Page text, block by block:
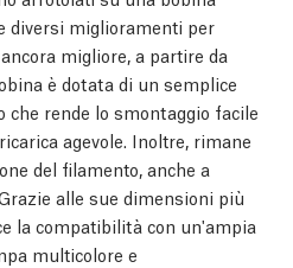
diversi miglioramenti per
migliore, a partire da
è dotata di un semplice
che rende lo smontaggio facile
agevole. Inoltre, rimane
del filamento, anche a
alle sue dimensioni più
la compatibilità con un'ampia
multicolore e